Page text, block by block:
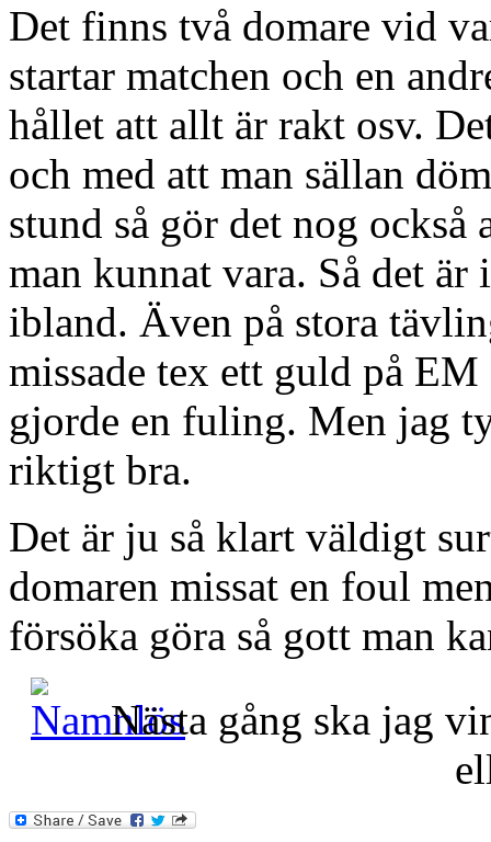
Det finns två domare vid
startar matchen och en
hållet att allt är rakt osv.
och med att man sällan
stund så gör det nog också
man kunnat vara. Så det
ibland. Även på stora
missade tex ett guld på
gjorde en fuling. Men jag
riktigt bra.
Det är ju så klart väldigt
domaren missat en foul
försöka göra så gott man
Nästa gång ska jag